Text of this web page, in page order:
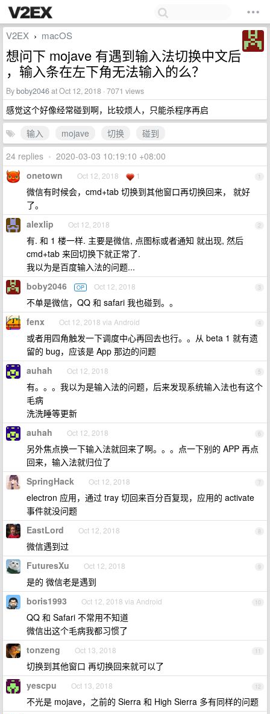
V2EX › macOS
想问下 mojave 有遇到输入法切换中文后
，输入条在左下角无法输入的么？
Byboby2046at Oct 12, 2018 · 7071 views
感觉这个好像经常碰到啊，比较烦人，只能杀程序再启
输入
mojave 切换
碰到
24 replies • 2020-03-03 10:19:10 +08:00
1
onetown Oct 12, 2018 1
微信有时候会，cmd+tab 切换到其他窗口再切换回来， 就好
了。
2
alexlip Oct 12, 2018
有. 和 1 楼一样. 主要是微信, 点图标或者通知 就出现, 然后
cmd+tab 来回切换下就正常了.
我以为是百度输入法的问题...
3
boby2046 OP Oct 12, 2018
不单是微信，QQ 和 safari 我也碰到。。
4
fenx Oct 12, 2018 via Android
或者用四角触发一下调度中心再回去也行。。从 beta 1 就有遗
留的 bug，应该是 App 那边的问题
5
auhah Oct 12, 2018
有。。。我以为是输入法的问题，后来发现系统输入法也有这个
毛病
洗洗睡等更新
6
auhah Oct 12, 2018
另外焦点换一下输入法就回来了啊。。。点一下别的 APP 再点
回来，输入法就归位了
7
SpringHack Oct 12, 2018
electron 应用，通过 tray 切回来百分百复现，应用的 activate
事件就没问题
8
EastLord Oct 12, 2018
微信遇到过
9
FuturesXu Oct 12, 2018
是的 微信老是遇到
10
boris1993 Oct 12, 2018 via Android
QQ 和 Safari 不常用不知道
微信出这个毛病我都习惯了
11
tonzeng Oct 13, 2018
切换到其他窗口 再切换回来就可以了
12
yescpu Oct 13, 2018
不光是 mojave，之前的 Sierra 和 High Sierra 多有同样的问题